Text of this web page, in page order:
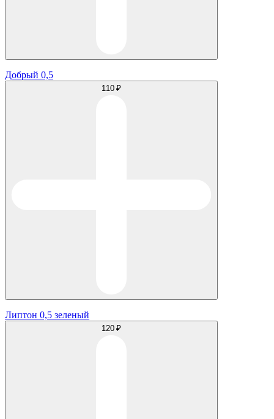
Добрый 0,5
110 ₽
Липтон 0,5 зеленый
120 ₽